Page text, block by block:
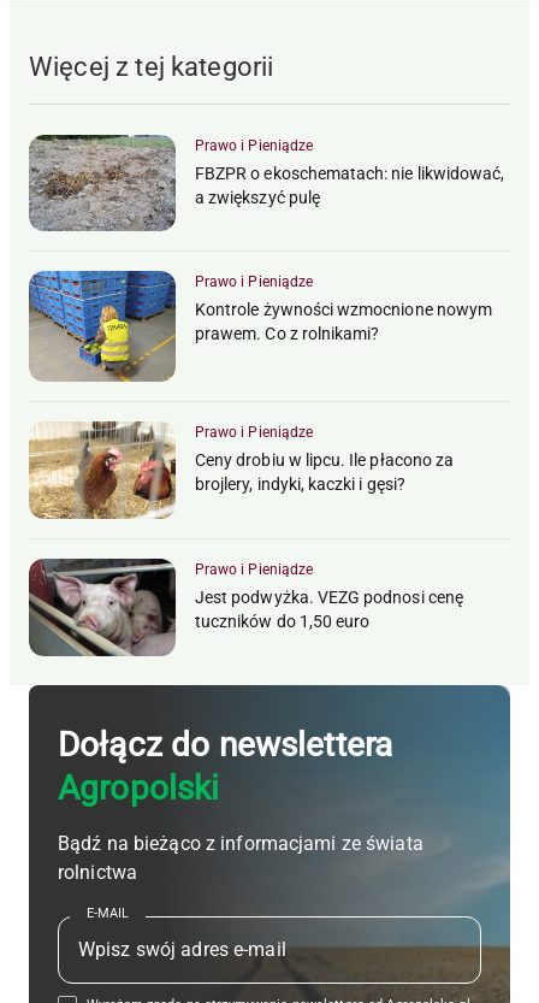
Więcej z tej kategorii
Prawo i Pieniądze
FBZPR o ekoschematach: nie likwidować,
a zwiększyć pulę
Prawo i Pieniądze
Kontrole żywności wzmocnione nowym
prawem. Co z rolnikami?
Prawo i Pieniądze
Ceny drobiu w lipcu. Ile płacono za
brojlery, indyki, kaczki i gęsi?
Prawo i Pieniądze
Jest podwyżka. VEZG podnosi cenę
tuczników do 1,50 euro
Dołącz do newslettera
Agropolski
Bądź na bieżąco z informacjami ze świata
rolnictwa
E-MAIL